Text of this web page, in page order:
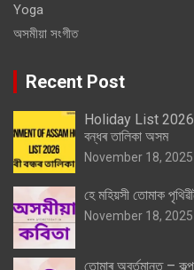
Yoga
অসমীয়া সংগীত
Recent Post
Holiday List
বন্ধৰ তালিকা অসম
November 18, 2025
হে মহিয়সী তোমাক
November 18, 2025
তোমাৰ অবৰ্তমানত –